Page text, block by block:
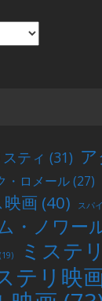
ティ (31)
・ロメール(27)
画 (40) スパ
・ノワー
(19) ミステリ
テリ映